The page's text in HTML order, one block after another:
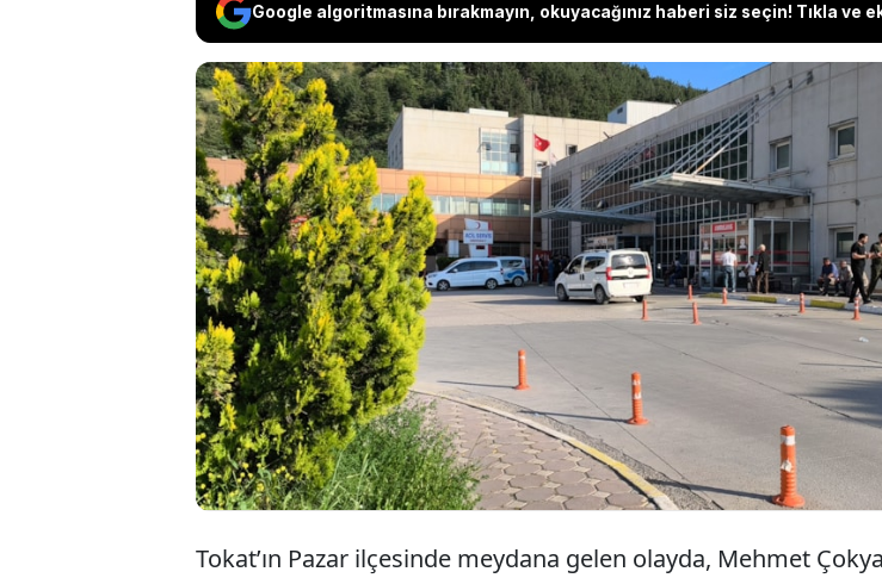
Google algoritmasına bırakmayın, okuyacağınız haberi siz seçin! Tıkla ve
Tokat’ta alacak verecek meselesi nedeniyle
ve bıçaklı kavgada 76 yaşındaki Mehmet
hayatını kaybetti, 1’i ağır 3 kişi ise
Tokat’ın Pazar ilçesinde meydana gelen olayda, Mehmet